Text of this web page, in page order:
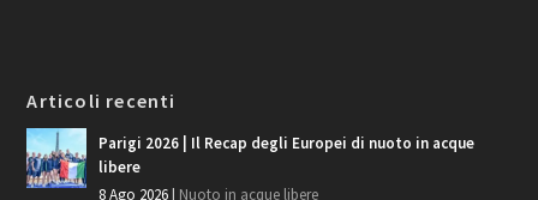
Articoli recenti
Parigi 2026 | Il Recap degli Europei di nuoto in acque
libere
8 Ago 2026 Nuoto in acque libere